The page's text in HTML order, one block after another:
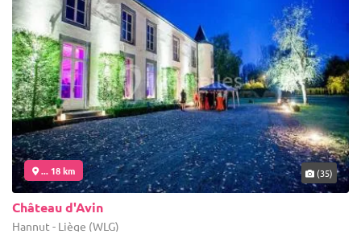
... 18 km (35)
Château d'Avin
Hannut - Liège (WLG)